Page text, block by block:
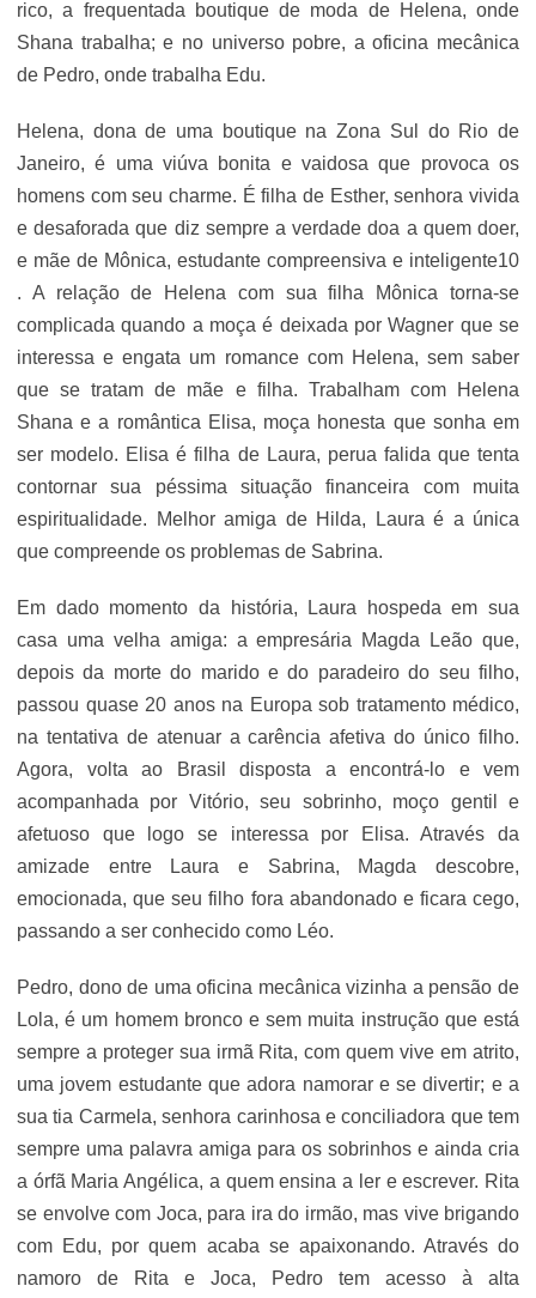
rico, a frequentada boutique de moda de Helena, onde
Shana trabalha; e no universo pobre, a oficina mecânica
de Pedro, onde trabalha Edu.
Helena, dona de uma boutique na Zona Sul do Rio de
Janeiro, é uma viúva bonita e vaidosa que provoca os
homens com seu charme. É filha de Esther, senhora vivida
e desaforada que diz sempre a verdade doa a quem doer,
e mãe de Mônica, estudante compreensiva e inteligente10
. A relação de Helena com sua filha Mônica torna-se
complicada quando a moça é deixada por Wagner que se
interessa e engata um romance com Helena, sem saber
que se tratam de mãe e filha. Trabalham com Helena
Shana e a romântica Elisa, moça honesta que sonha em
ser modelo. Elisa é filha de Laura, perua falida que tenta
contornar sua péssima situação financeira com muita
espiritualidade. Melhor amiga de Hilda, Laura é a única
que compreende os problemas de Sabrina.
Em dado momento da história, Laura hospeda em sua
casa uma velha amiga: a empresária Magda Leão que,
depois da morte do marido e do paradeiro do seu filho,
passou quase 20 anos na Europa sob tratamento médico,
na tentativa de atenuar a carência afetiva do único filho.
Agora, volta ao Brasil disposta a encontrá-lo e vem
acompanhada por Vitório, seu sobrinho, moço gentil e
afetuoso que logo se interessa por Elisa. Através da
amizade entre Laura e Sabrina, Magda descobre,
emocionada, que seu filho fora abandonado e ficara cego,
passando a ser conhecido como Léo.
Pedro, dono de uma oficina mecânica vizinha a pensão de
Lola, é um homem bronco e sem muita instrução que está
sempre a proteger sua irmã Rita, com quem vive em atrito,
uma jovem estudante que adora namorar e se divertir; e a
sua tia Carmela, senhora carinhosa e conciliadora que tem
sempre uma palavra amiga para os sobrinhos e ainda cria
a órfã Maria Angélica, a quem ensina a ler e escrever. Rita
se envolve com Joca, para ira do irmão, mas vive brigando
com Edu, por quem acaba se apaixonando. Através do
namoro de Rita e Joca, Pedro tem acesso à alta